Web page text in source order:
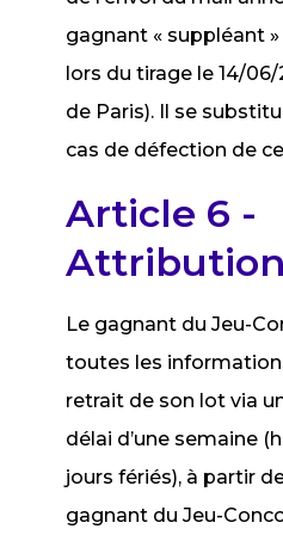
gagnant « suppléant
lors du tirage le 14/
de Paris). Il se
cas de défection de
Article 6 -
Le gagnant du Jeu-
toutes les
retrait de son lot via
délai d’une semaine
jours fériés), à partir
gagnant du Jeu-